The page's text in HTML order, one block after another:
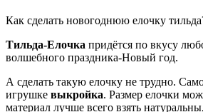
Как сделать новогоднюю елочку
Тильда-Елочка придётся по вкусу
волшебного праздника-Новый год.
А сделать такую елочку не трудно.
игрушке выкройка. Размер елочки
материал лучше всего взять